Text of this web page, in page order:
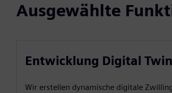
Ausgewählte
Entwicklung Digital Twin
Wir erstellen dynamische digitale